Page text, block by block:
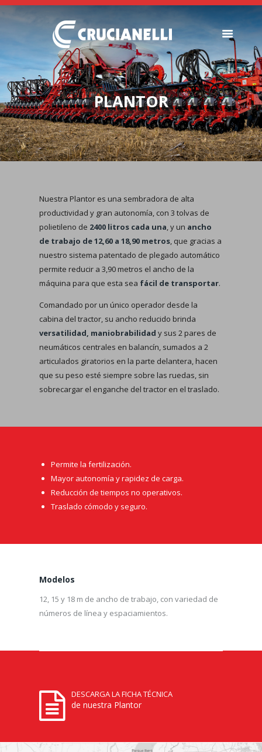
PLANTOR
SEMBRADORAS
FERTILIZADORAS
INSTITUCIONAL
CONCESIONARIOS
NOVEDADES
RECURSOS
Nuestra Plantor es una sembradora de alta
productividad y gran autonomía, con 3 tolvas de
polietileno de 2400 litros cada una , y un ancho
de trabajo de 12,60 a 18,90 metros , que gracias a
nuestro sistema patentado de plegado automático
permite reducir a 3,90 metros el ancho de la
máquina para que esta sea fácil de transportar.
Comandado por un único operador desde la
cabina del tractor, su ancho reducido brinda
versatilidad, maniobrabilidad y sus 2 pares de
neumáticos centrales en balancín, sumados a 2
articulados giratorios en la parte delantera, hacen
que su peso esté siempre sobre las ruedas, sin
sobrecargar el enganche del tractor en el traslado.
Permite la fertilización.
Mayor autonomía y rapidez de carga.
Reducción de tiempos no operativos.
Traslado cómodo y seguro.
Modelos
12, 15 y 18 m de ancho de trabajo, con variedad de
números de línea y espaciamientos.
DESCARGA LA FICHA TÉCNICA
de nuestra Plantor